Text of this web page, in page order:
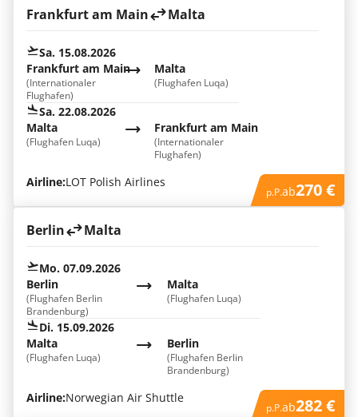
Frankfurt am Main Malta
Sa. 15.08.2026
Frankfurt am Main
(Internationaler
Flughafen)
Malta
(Flughafen Luqa)
Sa. 22.08.2026
Frankfurt am Main
(Internationaler
Flughafen)
Malta
(Flughafen Luqa)
Airline:LOT Polish Airlines
p.P.ab270 €
Berlin Malta
Mo. 07.09.2026
Berlin
(Flughafen Berlin
Brandenburg)
Malta
(Flughafen Luqa)
Di. 15.09.2026
Berlin
(Flughafen Berlin
Brandenburg)
Malta
(Flughafen Luqa)
Airline:Norwegian Air Shuttle
p.P.ab282 €